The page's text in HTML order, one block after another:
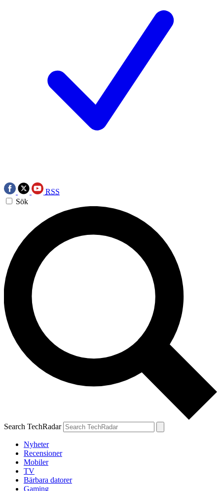
RSS
Sök
Search TechRadar
Nyheter
Recensioner
Mobiler
TV
Bärbara datorer
Gaming